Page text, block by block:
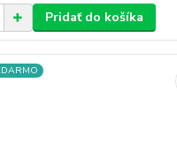
Pridať do košíka